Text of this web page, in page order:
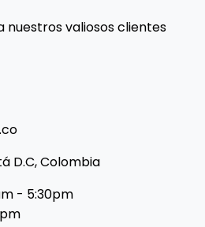
nuestros valiosos clientes
D.C, Colombia
- 5:30pm